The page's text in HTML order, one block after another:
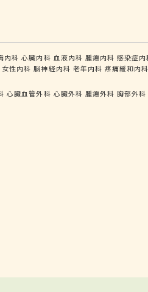
内科 心臓内科 血液内科 腫瘍内科 感染症内
女性内科 脳神経内科 老年内科 疼痛緩和内科
心臓血管外科 心臓外科 腫瘍外科 胸部外科